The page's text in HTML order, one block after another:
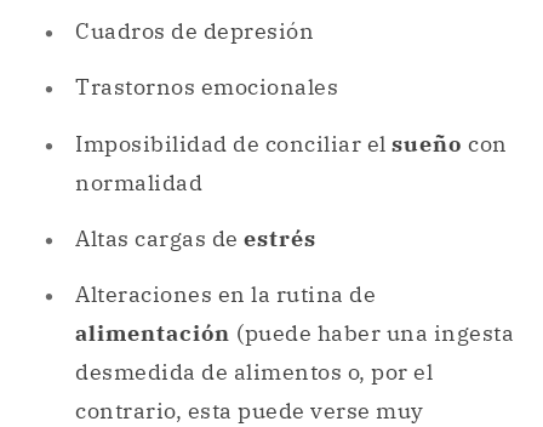
Cuadros de depresión
Trastornos emocionales
Imposibilidad de conciliar el sueño con
normalidad
Altas cargas de estrés
Alteraciones en la rutina de
alimentación (puede haber una ingesta
desmedida de alimentos o, por el
contrario, esta puede verse muy